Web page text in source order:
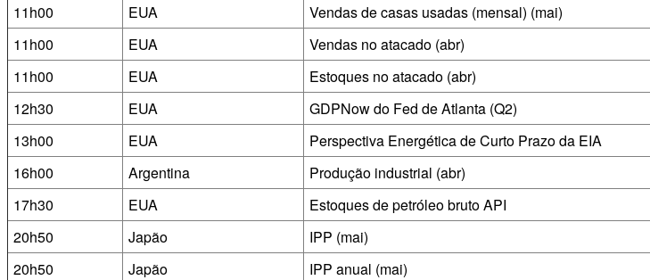
11h00
EUA Vendas de casas usadas (mensal) (mai)
11h00
EUA Vendas no atacado (abr)
11h00
EUA Estoques no atacado (abr)
12h30
EUA GDPNow do Fed de Atlanta (Q2)
13h00
EUA Perspectiva Energética de Curto Prazo da EIA
16h00
Argentina Produção industrial (abr)
17h30
EUA Estoques de petróleo bruto API
20h50
Japão IPP (mai)
20h50
Japão IPP anual (mai)